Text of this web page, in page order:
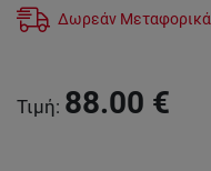
Δωρεάν Μεταφορικά
Τιμή: 88.00 €